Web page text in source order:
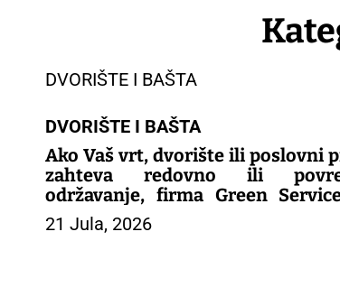
DVORIŠTE I BAŠTA
DVORIŠTE I BAŠTA
Ako Vaš vrt, dvorište ili poslovni
zahteva redovno ili
održavanje, firma Green
uslugu održavanja zelenih
21 Jula, 2026